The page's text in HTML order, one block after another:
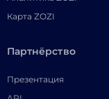
Карта ZOZI
Партнёрство
Презентация